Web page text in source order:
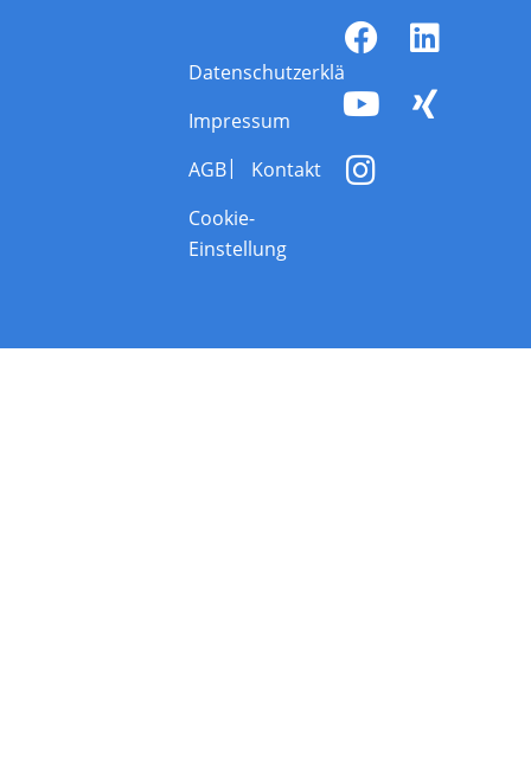
Datenschutzerklärung
Impressum
AGB
Kontakt
Cookie-
Einstellung